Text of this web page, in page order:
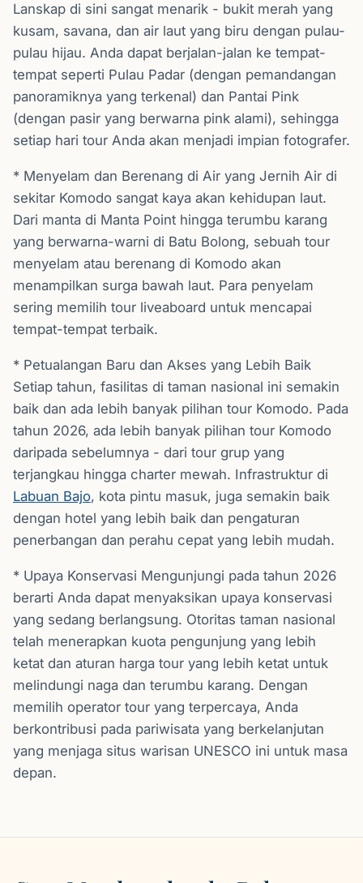
Lanskap di sini sangat menarik - bukit merah yang
kusam, savana, dan air laut yang biru dengan pulau-
pulau hijau. Anda dapat berjalan-jalan ke tempat-
tempat seperti Pulau Padar (dengan pemandangan
panoramiknya yang terkenal) dan Pantai Pink
(dengan pasir yang berwarna pink alami), sehingga
setiap hari tour Anda akan menjadi impian fotografer.
* Menyelam dan Berenang di Air yang Jernih Air di
sekitar Komodo sangat kaya akan kehidupan laut.
Dari manta di Manta Point hingga terumbu karang
yang berwarna-warni di Batu Bolong, sebuah tour
menyelam atau berenang di Komodo akan
menampilkan surga bawah laut. Para penyelam
sering memilih tour liveaboard untuk mencapai
tempat-tempat terbaik.
* Petualangan Baru dan Akses yang Lebih Baik
Setiap tahun, fasilitas di taman nasional ini semakin
baik dan ada lebih banyak pilihan tour Komodo. Pada
tahun 2026, ada lebih banyak pilihan tour Komodo
daripada sebelumnya - dari tour grup yang
terjangkau hingga charter mewah. Infrastruktur di
Labuan Bajo, kota pintu masuk, juga semakin baik
dengan hotel yang lebih baik dan pengaturan
penerbangan dan perahu cepat yang lebih mudah.
* Upaya Konservasi Mengunjungi pada tahun 2026
berarti Anda dapat menyaksikan upaya konservasi
yang sedang berlangsung. Otoritas taman nasional
telah menerapkan kuota pengunjung yang lebih
ketat dan aturan harga tour yang lebih ketat untuk
melindungi naga dan terumbu karang. Dengan
memilih operator tour yang terpercaya, Anda
berkontribusi pada pariwisata yang berkelanjutan
yang menjaga situs warisan UNESCO ini untuk masa
depan.